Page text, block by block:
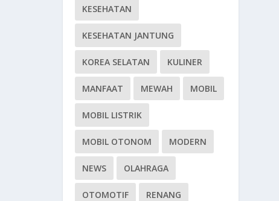
KESEHATAN
KESEHATAN JANTUNG
KOREA SELATAN KULINER
MANFAAT MEWAH MOBIL
MOBIL LISTRIK
MOBIL OTONOM MODERN
NEWS OLAHRAGA
OTOMOTIF RENANG